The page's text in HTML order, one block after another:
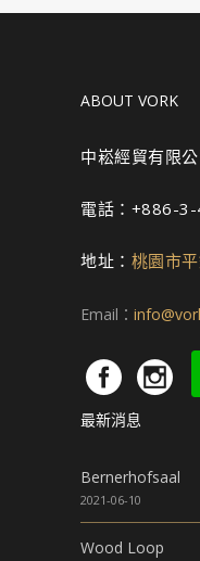
ABOUT VORK
中崧經貿有限
電話：+886-
地址： 桃園市
Email：
最新消息
Bernerhofsaal
2021-06-10
Wood Loop